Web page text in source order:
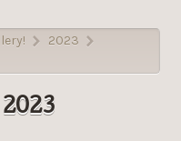
> 2023 >